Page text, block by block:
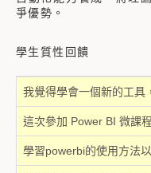
爭優勢。
學生質性回饋
我覺得學會一個新的工具
這次參加 Power BI 微課
學習powerbi的使用方法